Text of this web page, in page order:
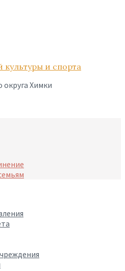
и спорта
Химки